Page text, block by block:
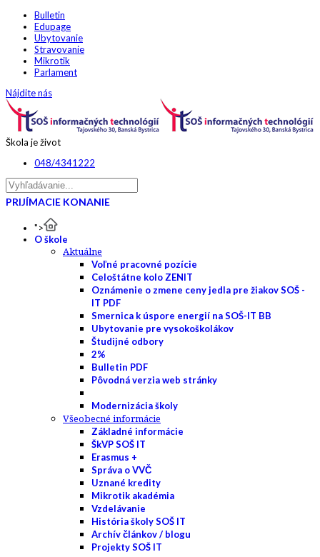
Bulletin
Edupage
Ubytovanie
Stravovanie
Mikrotik
Parlament
Nájdite nás
Škola je život
048/4341222
PRIJÍMACIE KONANIE
">
O škole
Aktuálne
Voľné pracovné pozície
Celoštátne kolo ZENIT
Oznámenie o zmene ceny jedla pre žiakov SOŠ -
IT PDF
Smernica k úspore energií na SOŠ-IT BB
Ubytovanie pre vysokoškolákov
Študijné odbory
2%
Bulletin PDF
Pôvodná verzia web stránky
Modernizácia školy
Všeobecné informácie
Základné informácie
ŠkVP SOŠ IT
Erasmus +
Správa o VVČ
Uznané kredity
Mikrotik akadémia
Vzdelávanie
História školy SOŠ IT
Archív článkov / blogu
Projekty SOŠ IT